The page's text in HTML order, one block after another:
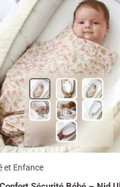
€.
et Enfance Le prix